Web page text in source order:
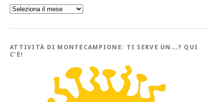
Sfoglia
l’Archivio
tutti
Articoli
ATTIVITÀ DI MONTECAMPIONE: TI SERVE UN…? QUI
C’È!